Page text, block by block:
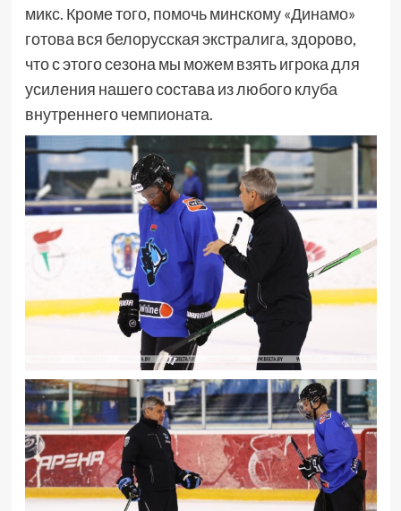
микс. Кроме того, помочь минскому «Динамо»
готова вся белорусская экстралига, здорово,
что с этого сезона мы можем взять игрока для
усиления нашего состава из любого клуба
внутреннего чемпионата.